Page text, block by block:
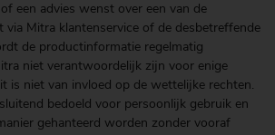
een advies wenst over een van de
via Mitra klantenservice of de desbetreffende
de productinformatie regelmatig
niet verantwoordelijk zijn voor enige
is niet van invloed op de wettelijke rechten.
bedoeld voor persoonlijk gebruik en
gehanteerd worden zonder vooraf